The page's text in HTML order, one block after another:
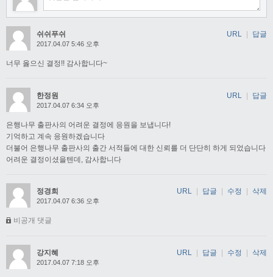
쉬쉬푸쉬
2017.04.07 5:46 오후
너무 옳으신 결정!! 감사합니다~
URL | 답글
한정원
2017.04.07 6:34 오후
은행나무 출판사의 어려운 결정에 응원을 보냅니다!
기억하고 계속 응원하겠습니다
더불어 은행나무 출판사의 출간 서적들에 대한 신뢰를 더 단단히 하게 되었습니다
어려운 결정이셨을텐데, 감사합니다
URL | 답글
정경희
2017.04.07 6:36 오후
비공개 댓글
URL 답글 수정 삭제
강지혜
2017.04.07 7:18 오후
URL 답글 수정 삭제